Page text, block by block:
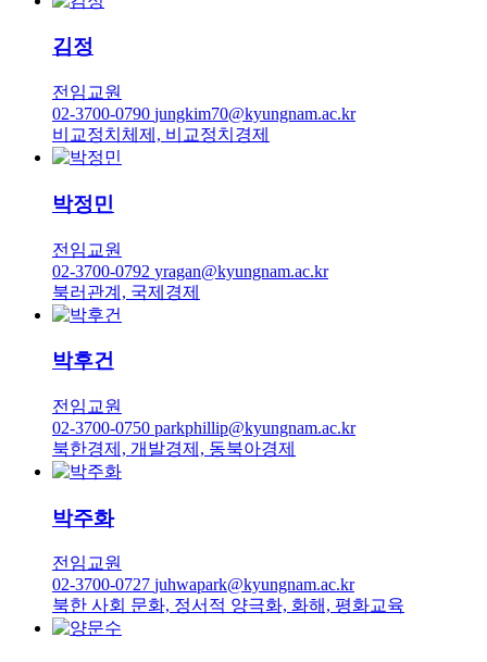
김정
전임교원
02-3700-0790 jungkim70@kyungnam.ac.kr
비교정치체제, 비교정치경제
박정민
전임교원
02-3700-0792 yragan@kyungnam.ac.kr
북러관계, 국제경제
박후건
전임교원
02-3700-0750 parkphillip@kyungnam.ac.kr
북한경제, 개발경제, 동북아경제
박주화
전임교원
02-3700-0727 juhwapark@kyungnam.ac.kr
북한 사회 문화, 정서적 양극화, 화해, 평화교육